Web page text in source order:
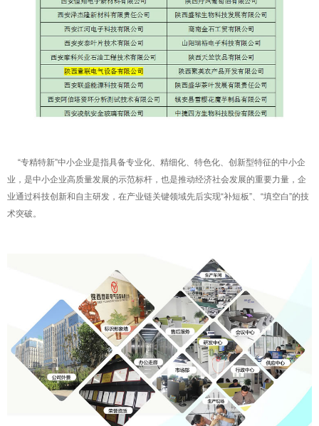
“专精特新”中小企业是指具备专业化、精细化、特色化、创新型特征的中小企
业，是中小企业高质量发展的示范标杆，也是推动经济社会发展的重要力量，企
业通过科技创新和自主研发，在产业链关键领域先后实现“补短板”、“填空白”的技
术突破。